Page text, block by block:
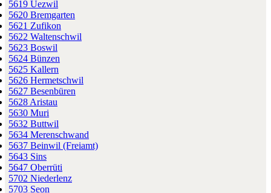
5619 Uezwil
5620 Bremgarten
5621 Zufikon
5622 Waltenschwil
5623 Boswil
5624 Bünzen
5625 Kallern
5626 Hermetschwil
5627 Besenbüren
5628 Aristau
5630 Muri
5632 Buttwil
5634 Merenschwand
5637 Beinwil (Freiamt)
5643 Sins
5647 Oberrüti
5702 Niederlenz
5703 Seon